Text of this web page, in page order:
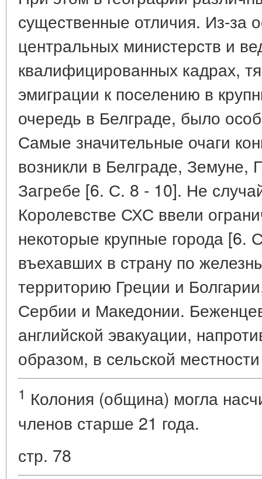
существенные отличия. Из-за
центральных министерств и
квалифицированных кадрах,
эмиграции к поселению в
очередь в Белграде, было
Самые значительные очаги
возникли в Белграде, Земуне,
Загребе [6. С. 8 - 10]. Не
Королевстве СХС ввели
некоторые крупные города [6.
въехавших в страну по
территорию Греции и
Сербии и Македонии.
английской эвакуации,
образом, в сельской
1 Колония (община) могла
членов старше 21 года.
стр. 78